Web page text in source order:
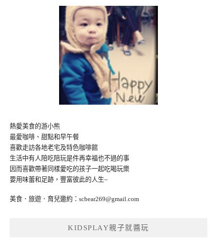
熱愛美食的游小熊
最愛咖啡、甜點和早午餐
喜歡走訪各地老宅及特色咖啡館
生活中有人陪吃陪玩是件再幸福也不過的事
因而喜歡帶著同樣愛吃的孩子一起吃喝玩樂
要用味蕾和足跡，豐富彼此的人生~
美食．旅遊．育兒邀約： scbear269@gmail.com
KIDSPLAY親子就醬玩